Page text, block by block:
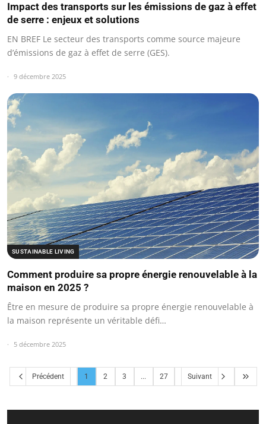
Impact des transports sur les émissions de gaz à effet
de serre : enjeux et solutions
EN BREF Le secteur des transports comme source majeure
d’émissions de gaz à effet de serre (GES).
9 décembre 2025
SUSTAINABLE LIVING
Comment produire sa propre énergie renouvelable à la
maison en 2025 ?
Être en mesure de produire sa propre énergie renouvelable à
la maison représente un véritable défi…
5 décembre 2025
Précédent 1 2 3 ... 27 Suivant